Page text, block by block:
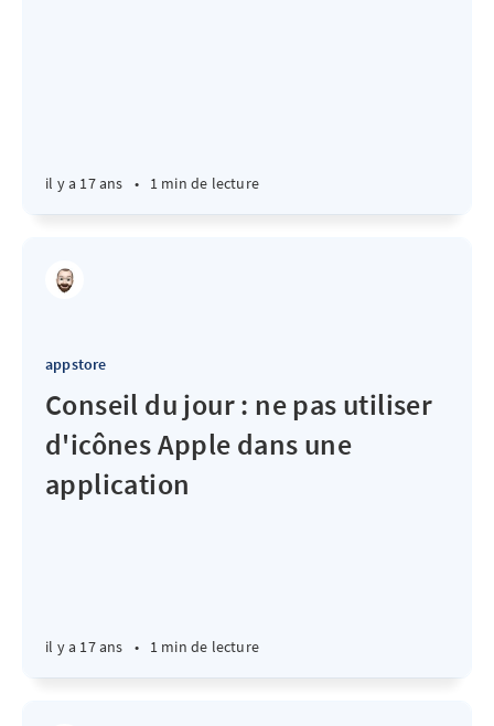
il y a 17 ans • 1 min de lecture
appstore
Conseil du jour : ne pas utiliser
d'icônes Apple dans une
application
il y a 17 ans • 1 min de lecture